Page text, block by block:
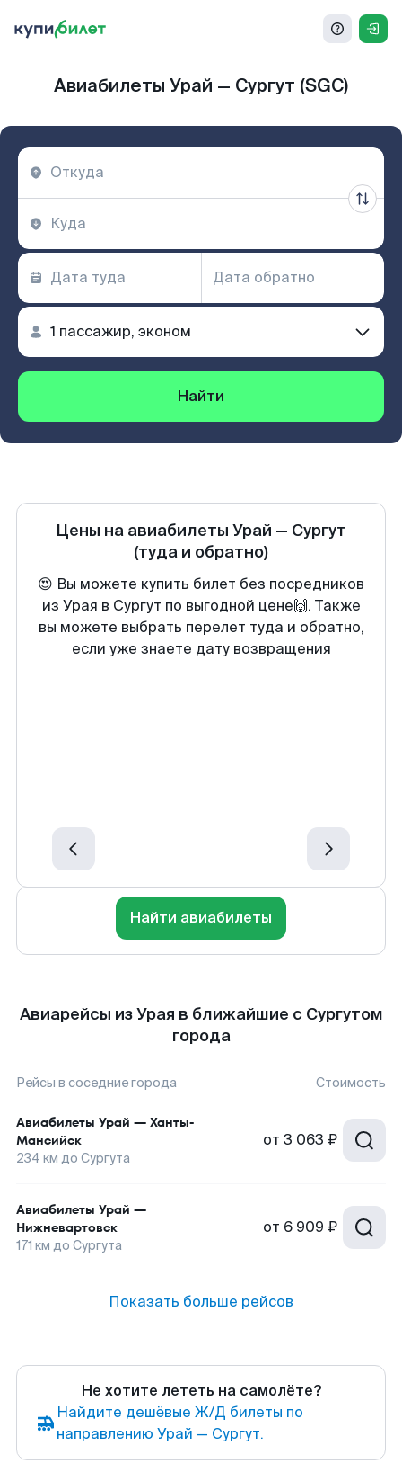
Авиабилеты Урай — Сургут (SGC)
Найти
Цены на авиабилеты Урай — Сургут
(туда и обратно)
😍 Вы можете купить билет без посредников
из Урая в Сургут по выгодной цене🙌. Также
вы можете выбрать перелет туда и обратно,
если уже знаете дату возвращения
Найти авиабилеты
Авиарейсы из Урая в ближайшие с Сургутом
города
Рейсы в соседние города Стоимость
Авиабилеты Урай — Ханты-
Мансийск
234 км до Сургута
от 3 063 ₽
Авиабилеты Урай —
Нижневартовск
171 км до Сургута
от 6 909 ₽
Показать больше рейсов
Не хотите лететь на самолёте?
Найдите дешёвые Ж/Д билеты по
направлению Урай — Сургут.